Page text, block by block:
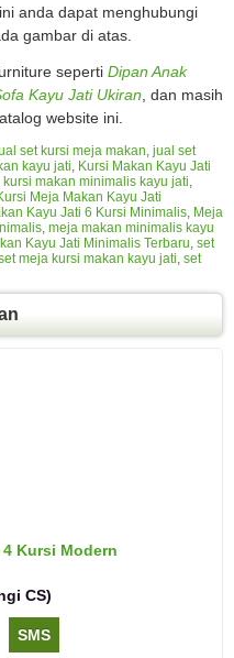
anda dapat menghubungi
gambar di atas.
seperti Dipan Anak
Kayu Jati Ukiran, dan masih
website ini.
set kursi meja makan, jual set
kayu jati, Kursi Makan Kayu Jati
kursi makan minimalis kayu jati,
Meja Makan Kayu Jati
Kayu Jati 6 Kursi Minimalis, Meja
, meja makan minimalis kayu
Kayu Jati Minimalis Terbaru, set
meja kursi makan kayu jati, set
Kursi Modern
CS)
SMS